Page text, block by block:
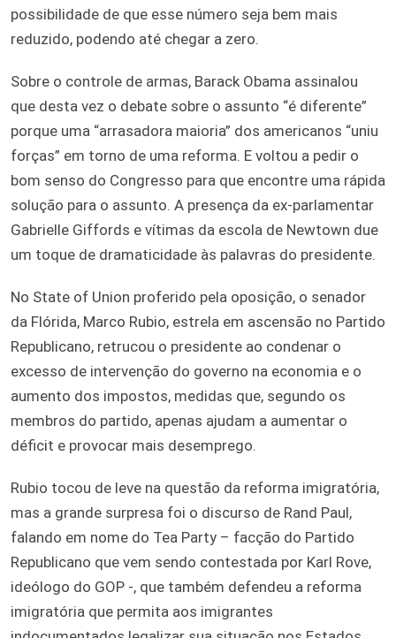
possibilidade de que esse número seja bem mais
reduzido, podendo até chegar a zero.
Sobre o controle de armas, Barack Obama assinalou
que desta vez o debate sobre o assunto “é diferente”
porque uma “arrasadora maioria” dos americanos “uniu
forças” em torno de uma reforma. E voltou a pedir o
bom senso do Congresso para que encontre uma rápida
solução para o assunto. A presença da ex-parlamentar
Gabrielle Giffords e vítimas da escola de Newtown due
um toque de dramaticidade às palavras do presidente.
No State of Union proferido pela oposição, o senador
da Flórida, Marco Rubio, estrela em ascensão no Partido
Republicano, retrucou o presidente ao condenar o
excesso de intervenção do governo na economia e o
aumento dos impostos, medidas que, segundo os
membros do partido, apenas ajudam a aumentar o
déficit e provocar mais desemprego.
Rubio tocou de leve na questão da reforma imigratória,
mas a grande surpresa foi o discurso de Rand Paul,
falando em nome do Tea Party – facção do Partido
Republicano que vem sendo contestada por Karl Rove,
ideólogo do GOP -, que também defendeu a reforma
imigratória que permita aos imigrantes